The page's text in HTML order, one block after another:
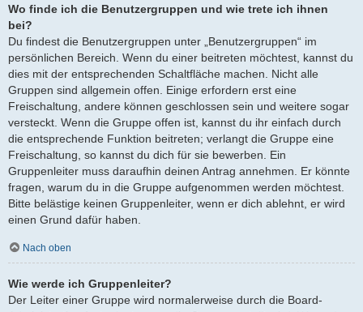
Wo finde ich die Benutzergruppen und wie trete ich ihnen
bei?
Du findest die Benutzergruppen unter „Benutzergruppen“ im
persönlichen Bereich. Wenn du einer beitreten möchtest, kannst du
dies mit der entsprechenden Schaltfläche machen. Nicht alle
Gruppen sind allgemein offen. Einige erfordern erst eine
Freischaltung, andere können geschlossen sein und weitere sogar
versteckt. Wenn die Gruppe offen ist, kannst du ihr einfach durch
die entsprechende Funktion beitreten; verlangt die Gruppe eine
Freischaltung, so kannst du dich für sie bewerben. Ein
Gruppenleiter muss daraufhin deinen Antrag annehmen. Er könnte
fragen, warum du in die Gruppe aufgenommen werden möchtest.
Bitte belästige keinen Gruppenleiter, wenn er dich ablehnt, er wird
einen Grund dafür haben.
Nach oben
Wie werde ich Gruppenleiter?
Der Leiter einer Gruppe wird normalerweise durch die Board-